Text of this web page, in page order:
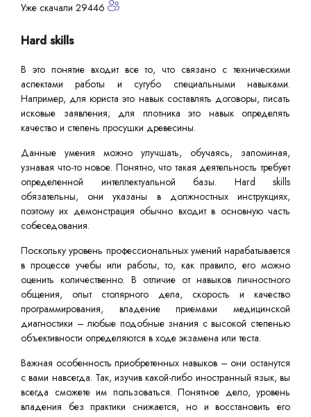
Уже скачали 29446
Hard skills
В это понятие входит все то, что связано с техническими
аспектами работы и сугубо специальными навыками.
Например, для юриста это навык составлять договоры, писать
исковые заявления; для плотника это навык определять
качество и степень просушки древесины.
Данные умения можно улучшать, обучаясь, запоминая,
узнавая что-то новое. Понятно, что такая деятельность требует
определенной интеллектуальной базы. Hard skills
обязательны, они указаны в должностных инструкциях,
поэтому их демонстрация обычно входит в основную часть
собеседования.
Поскольку уровень профессиональных умений нарабатывается
в процессе учебы или работы, то, как правило, его можно
оценить количественно. В отличие от навыков личностного
общения, опыт столярного дела, скорость и качество
программирования, владение приемами медицинской
диагностики – любые подобные знания с высокой степенью
объективности определяются в ходе экзамена или теста.
Важная особенность приобретенных навыков – они останутся
с вами навсегда. Так, изучив какой-либо иностранный язык, вы
всегда сможете им пользоваться. Понятное дело, уровень
владения без практики снижается, но и восстановить его